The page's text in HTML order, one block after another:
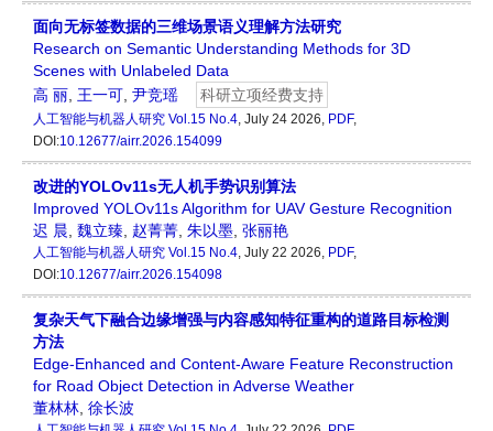
面向无标签数据的三维场景语义理解方法研究
Research on Semantic Understanding Methods for 3D
Scenes with Unlabeled Data
高 丽 王一可 尹竞瑶 科研立项经费支持
人工智能与机器人研究 Vol.15 No.4, July 24 2026, PDF,
DOI:10.12677/airr.2026.154099
改进的YOLOv11s无人机手势识别算法
Improved YOLOv11s Algorithm for UAV Gesture Recognition
迟 晨 魏立臻 赵菁菁 朱以墨 张丽艳
人工智能与机器人研究 Vol.15 No.4, July 22 2026, PDF,
DOI:10.12677/airr.2026.154098
复杂天气下融合边缘增强与内容感知特征重构的道路目标检测
方法
Edge-Enhanced and Content-Aware Feature Reconstruction
for Road Object Detection in Adverse Weather
董林林 徐长波